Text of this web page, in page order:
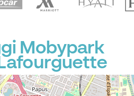
Mobypark